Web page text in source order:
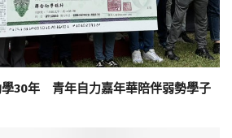
30年 青年自力嘉年華陪伴弱勢學子